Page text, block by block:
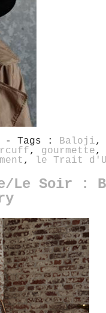
- Tags : Baloji
, gourmette
, le Trait
Le Soir :